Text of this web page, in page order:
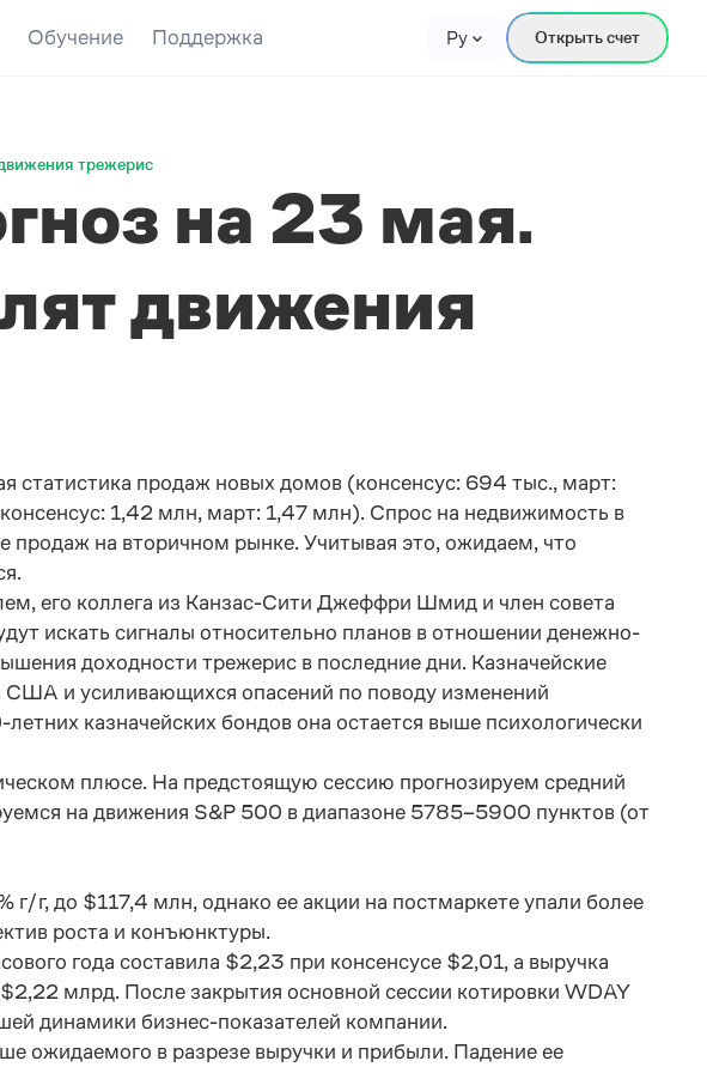
Обучение Поддержка Ру Открыть счет
трежерис
на 23 мая.
движения
статистика продаж новых домов (консенсус: 694 тыс., март:
1,42 млн, март: 1,47 млн). Спрос на недвижимость в
на вторичном рынке. Учитывая это, ожидаем, что
его коллега из Канзас-Сити Джеффри Шмид и член совета
искать сигналы относительно планов в отношении денежно-
доходности трежерис в последние дни. Казначейские
США и усиливающихся опасений по поводу изменений
казначейских бондов она остается выше психологически
плюсе. На предстоящую сессию прогнозируем средний
на движения S&P 500 в диапазоне5785–5900 пунктов(от
г/г, до $117,4 млн, однако ее акции на постмаркете упали более
роста и конъюнктуры.
года составила $2,23 при консенсусе $2,01, а выручка
млрд. После закрытия основной сессии котировки WDAY
динамики бизнес-показателей компании.
ожидаемого в разрезе выручки и прибыли. Падение ее